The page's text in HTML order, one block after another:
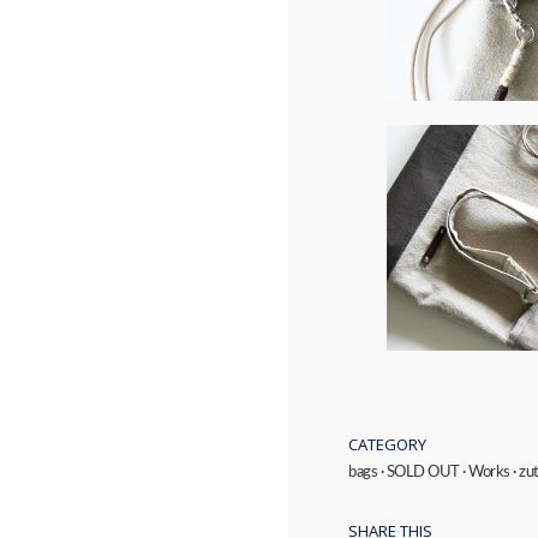
CATEGORY
bags ·SOLD OUT ·Works ·
SHARE THIS